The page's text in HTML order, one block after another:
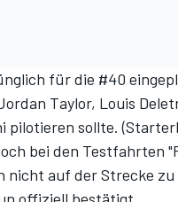
für die #40
Taylor, Louis
pilotieren sollte. (
bei den Testfahrten
nicht auf der Strecke zu